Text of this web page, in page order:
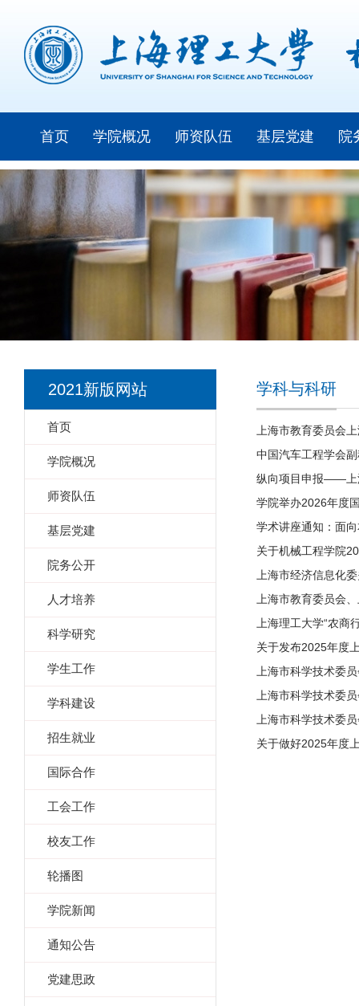
首页 学院概况 师资队伍 基层党建 院
2021新版网站
首页
学院概况
师资队伍
基层党建
院务公开
人才培养
科学研究
学生工作
学科建设
招生就业
国际合作
工会工作
校友工作
轮播图
学院新闻
通知公告
党建思政
学科与科研
上海市教育委员会
中国汽车工程学会
纵向项目申报——上
学院举办2026年度
学术讲座通知：面
关于机械工程学院
上海市经济信息化
上海市教育委员会
上海理工大学“农商
关于发布2025年度
上海市科学技术委
上海市科学技术委
上海市科学技术委
关于做好2025年度